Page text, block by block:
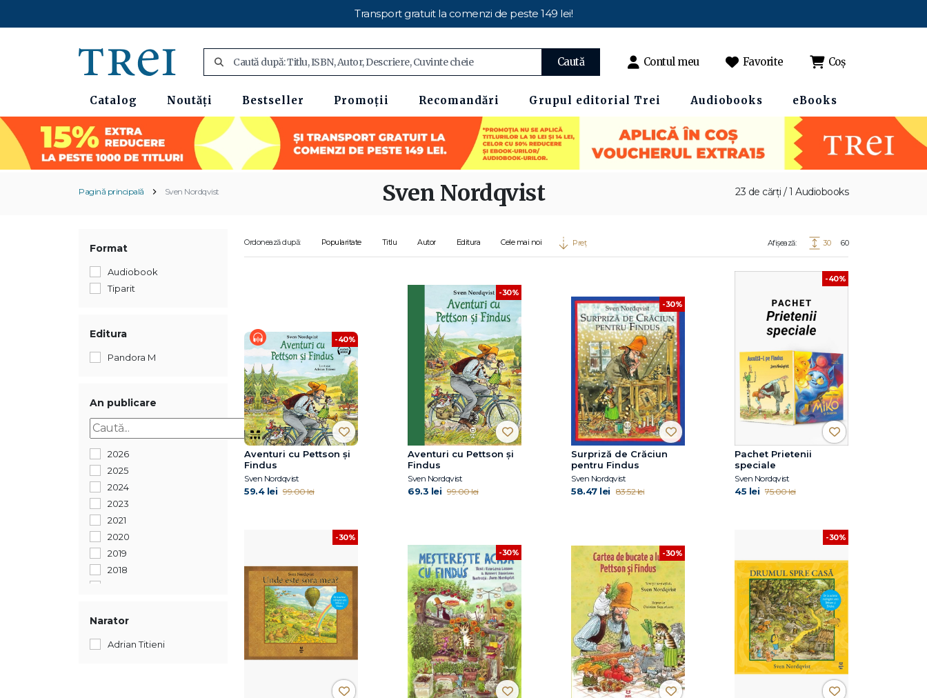
Transport gratuit la comenzi de peste 149 lei!
Caută Contul meu Favorite Coș
Catalog Noutăți Bestseller Promoții Recomandări Grupul editorial Trei Audiobooks eBooks
Pagină principală Sven Nordqvist 23 de cărți / 1 Audiobooks
Sven Nordqvist
Format
Audiobook
Tiparit
Editura
Pandora M
An publicare
2026
2025
2024
2023
2021
2020
2019
2018
Narator
Adrian Titieni
Ordonează după: Popularitate Titlu Autor Editura Cele mai noi Preț Afișează: 30 60
-40%
Aventuri cu Pettson și
Findus
Sven Nordqvist
59.4 lei 99.00 lei
-30%
Aventuri cu Pettson și
Findus
Sven Nordqvist
69.3 lei 99.00 lei
-30%
Surpriză de Crăciun
pentru Findus
Sven Nordqvist
58.47 lei 83.52 lei
-40%
Pachet Prietenii
speciale
Sven Nordqvist
45 lei 75.00 lei
-30%
-30% -30%
-30%